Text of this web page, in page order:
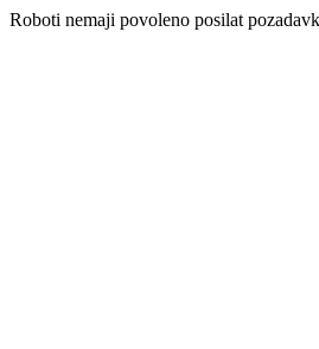
Roboti nemaji povoleno posilat